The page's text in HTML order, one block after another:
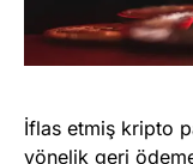
İflas etmiş kripto
yönelik geri